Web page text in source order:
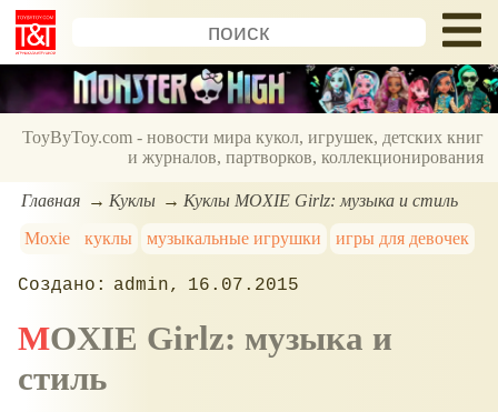
ToyByToy.com - новости мира кукол, игрушек, детских книг
и журналов, партворков, коллекционирования
Главная Куклы
Куклы MOXIE Girlz: музыка и стиль
Moxie
куклы музыкальные игрушки игры для девочек
admin 16.07.2015
MOXIE Girlz: музыка и
стиль